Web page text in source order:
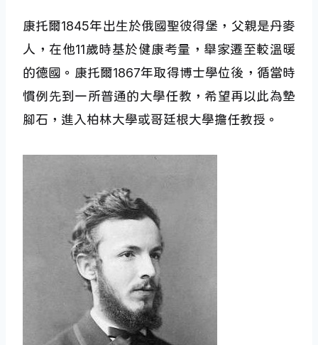
康托爾1845年出生於俄國聖彼得堡，父親是丹麥
人，在他11歲時基於健康考量，舉家遷至較溫暖
的德國。康托爾1867年取得博士學位後，循當時
慣例先到一所普通的大學任教，希望再以此為墊
腳石，進入柏林大學或哥廷根大學擔任教授。